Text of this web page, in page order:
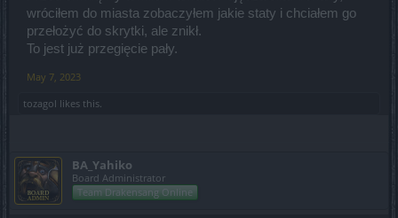
wróciłem do miasta zobaczyłem jakie staty i chciałem go
przełożyć do skrytki, ale znikł.
To jest już przegięcie pały.
May 7, 2023
tozagol likes this.
BA_Yahiko
Board Administrator
Team Drakensang Online